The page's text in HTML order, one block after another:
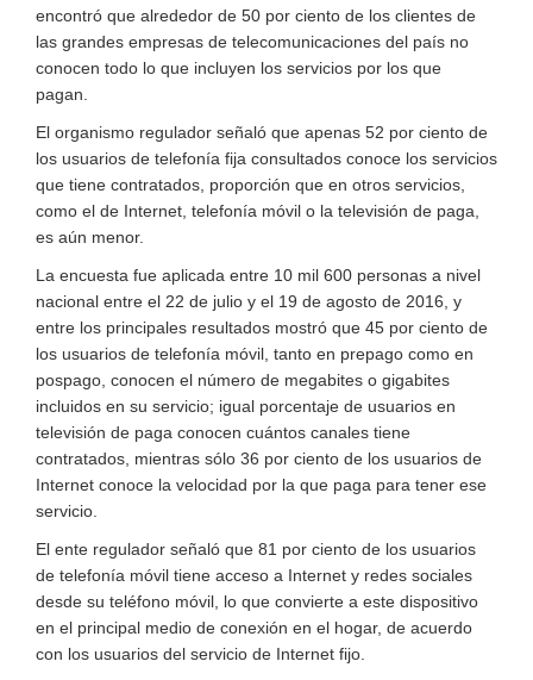
encontró que alrededor de 50 por ciento de los clientes de
las grandes empresas de telecomunicaciones del país no
conocen todo lo que incluyen los servicios por los que
pagan.
El organismo regulador señaló que apenas 52 por ciento de
los usuarios de telefonía fija consultados conoce los servicios
que tiene contratados, proporción que en otros servicios,
como el de Internet, telefonía móvil o la televisión de paga,
es aún menor.
La encuesta fue aplicada entre 10 mil 600 personas a nivel
nacional entre el 22 de julio y el 19 de agosto de 2016, y
entre los principales resultados mostró que 45 por ciento de
los usuarios de telefonía móvil, tanto en prepago como en
pospago, conocen el número de megabites o gigabites
incluidos en su servicio; igual porcentaje de usuarios en
televisión de paga conocen cuántos canales tiene
contratados, mientras sólo 36 por ciento de los usuarios de
Internet conoce la velocidad por la que paga para tener ese
servicio.
El ente regulador señaló que 81 por ciento de los usuarios
de telefonía móvil tiene acceso a Internet y redes sociales
desde su teléfono móvil, lo que convierte a este dispositivo
en el principal medio de conexión en el hogar, de acuerdo
con los usuarios del servicio de Internet fijo.